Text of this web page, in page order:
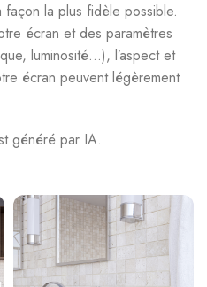
la plus fidèle possible.
écran et des paramètres
luminosité…), l’aspect et
écran peuvent légèrement
généré par IA.